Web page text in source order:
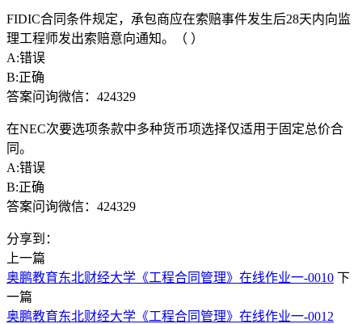
FIDIC合同条件规定，承包商应在索赔事件发生后28天内向监
理工程师发出索赔意向通知。（ ）
A:错误
B:正确
答案问询微信：424329
在NEC次要选项条款中多种货币项选择仅适用于固定总价合
同。
A:错误
B:正确
答案问询微信：424329
分享到：
上一篇
奥鹏教育东北财经大学《工程合同管理》在线作业一-0010 下
一篇
奥鹏教育东北财经大学《工程合同管理》在线作业一-0012